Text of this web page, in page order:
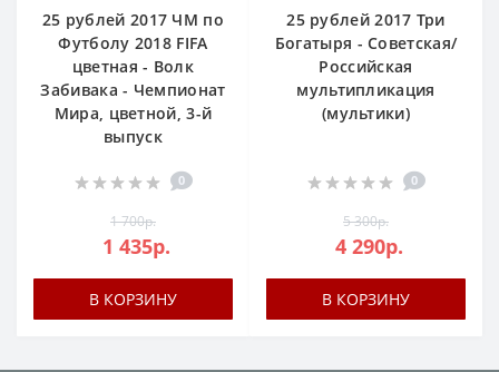
25 рублей 2017 ЧМ по
Футболу 2018 FIFA
цветная - Волк
Забивака - Чемпионат
Мира, цветной, 3-й
выпуск
0
1 700р.
1 435р.
В КОРЗИНУ
25 рублей 2017 Три
Богатыря - Советская/
Российская
мультипликация
(мультики)
0
5 300р.
4 290р.
В КОРЗИНУ